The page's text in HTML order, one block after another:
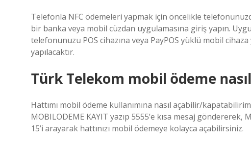
Telefonla NFC ödemeleri yapmak için öncelikle
bir banka veya mobil cüzdan uygulamasına giriş yapın.
telefonunuzu POS cihazına veya PayPOS yüklü mobil
yapılacaktır.
Türk Telekom mobil ödeme nasıl
Hattımı mobil ödeme kullanımına nasıl açabilir/
MOBILODEME KAYIT yazıp 5555’e kısa mesaj
15’i arayarak hattınızı mobil ödemeye kolayca açabilirsiniz.